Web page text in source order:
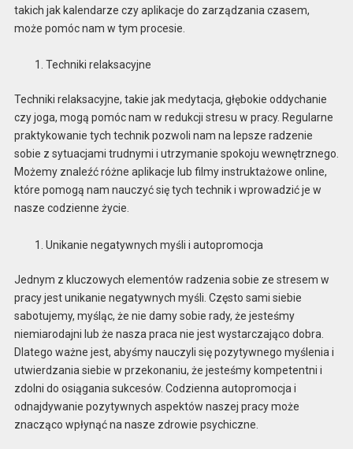
takich jak kalendarze czy aplikacje do zarządzania czasem,
może pomóc nam w tym procesie.
Techniki relaksacyjne
Techniki relaksacyjne, takie jak medytacja, głębokie oddychanie
czy joga, mogą pomóc nam w redukcji stresu w pracy. Regularne
praktykowanie tych technik pozwoli nam na lepsze radzenie
sobie z sytuacjami trudnymi i utrzymanie spokoju wewnętrznego.
Możemy znaleźć różne aplikacje lub filmy instruktażowe online,
które pomogą nam nauczyć się tych technik i wprowadzić je w
nasze codzienne życie.
Unikanie negatywnych myśli i autopromocja
Jednym z kluczowych elementów radzenia sobie ze stresem w
pracy jest unikanie negatywnych myśli. Często sami siebie
sabotujemy, myśląc, że nie damy sobie rady, że jesteśmy
niemiarodajni lub że nasza praca nie jest wystarczająco dobra.
Dlatego ważne jest, abyśmy nauczyli się pozytywnego myślenia i
utwierdzania siebie w przekonaniu, że jesteśmy kompetentni i
zdolni do osiągania sukcesów. Codzienna autopromocja i
odnajdywanie pozytywnych aspektów naszej pracy może
znacząco wpłynąć na nasze zdrowie psychiczne.